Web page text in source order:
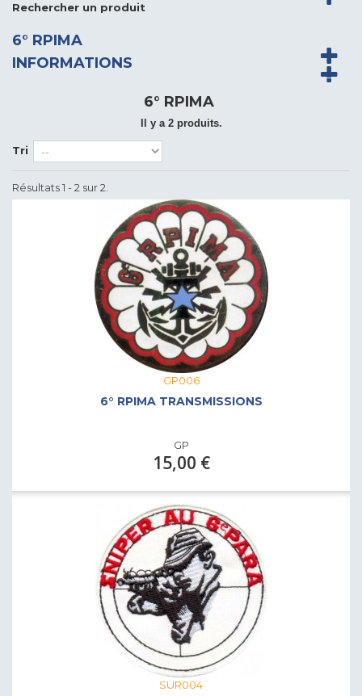
Rechercher un produit
6° RPIMA
INFORMATIONS
6° RPIMA
Il y a 2 produits.
Tri
Résultats 1 - 2 sur 2.
GP006
6° RPIMA TRANSMISSIONS
GP
15,00 €
SUR004